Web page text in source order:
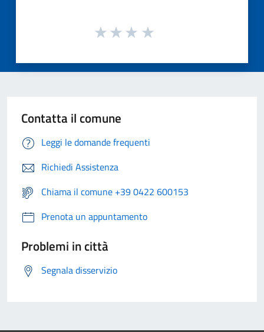
Contatta il comune
Leggi le domande frequenti
Richiedi Assistenza
Chiama il comune +39 0422 600153
Prenota un appuntamento
Problemi in città
Segnala disservizio